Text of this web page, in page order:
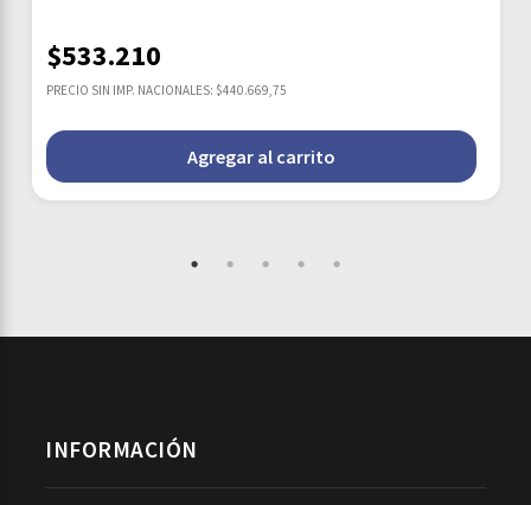
$533.210
PRECIO SIN IMP. NACIONALES: $440.669,75
Agregar al carrito
INFORMACIÓN